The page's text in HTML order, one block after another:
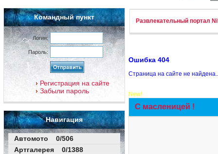
Командный пункт
Логин:
Пароль:
Регистрация на сайте
Забыли пароль
Навигация
Автомото 0/506
Артгалерея 0/1388
Развлекательный портал
Ошибка 404
Страница на сайте не
New!
С масленицей !